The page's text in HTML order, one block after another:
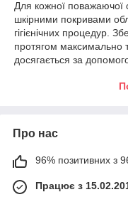
Для кожної поважаючої
шкірними покривами
гігієнічних процедур.
протягом максимально
досягається за
Серед безлічі
ранкової свіжості»
Переконайтеся в ньому,
корейську косметику в
Про нас
96% позитивних з 96
Працює з